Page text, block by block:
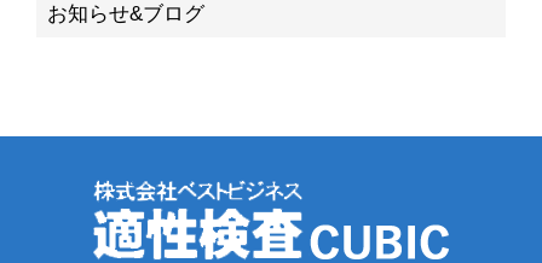
お知らせ&ブログ